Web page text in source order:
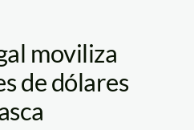
moviliza
de dólares